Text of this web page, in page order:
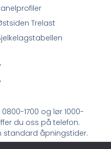
1700 og lør 1000-
du oss på telefon.
standard åpningstider.
Trelast